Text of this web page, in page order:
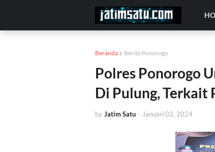
Beranda Berita Ponorogo
Polres Ponorogo
Di Pulung, Terkait
by Jatim Satu - Januari 02, 2024